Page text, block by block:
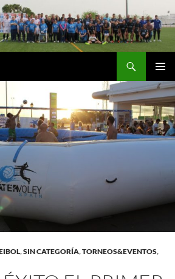
MENÚ
,SIN CATEGORÍA,TORNEOS&EVENTOS,